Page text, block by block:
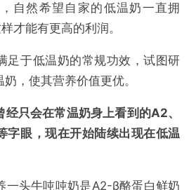
自然希望自家的低温奶一直拥
才能有更高的利润。
足于低温奶的常规功效，试图研
，使其营养价值更优。
只会在常温奶身上看到的A2、
字眼，现在开始陆续出现在低温
一头牛吨吨奶是A2-β酪蛋白鲜奶